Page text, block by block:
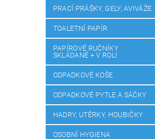
PRACÍ PRÁŠKY, GELY, AVIVÁŽE
TOALETNÍ PAPÍR
PAPÍROVÉ RUČNÍKY
SKLÁDANÉ + V ROLI
ODPADKOVÉ KOŠE
ODPADKOVÉ PYTLE A SÁČKY
HADRY, UTĚRKY, HOUBIČKY
OSOBNÍ HYGIENA